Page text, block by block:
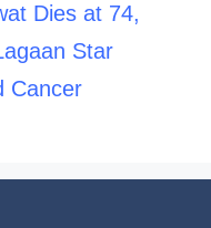
Dies at 74,
Star
Cancer